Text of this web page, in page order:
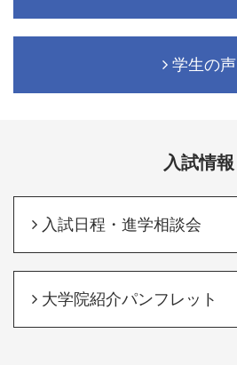
学生の声
入試情報
入試日程・進学相談会
大学院紹介パンフレット